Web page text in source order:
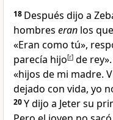
18 Después dijo a
hombres eran los
«Eran como tú»,
parecía hijo[r] de rey».
«hijos de mi madre.
dejado con vida, yo
20Y dijo a Jeter su